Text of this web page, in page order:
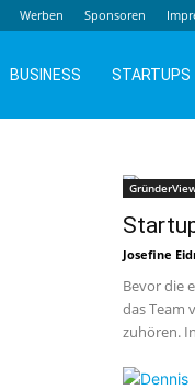
Werben Sponsoren
BUSINESS STARTUPS
Josefine
Bevor die
das Team
zuhören.